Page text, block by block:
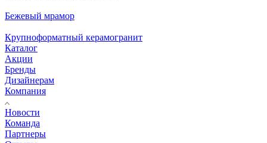
Бежевый мрамор
Крупноформатный керамогранит
Каталог
Акции
Бренды
Дизайнерам
Компания
Новости
Команда
Партнеры